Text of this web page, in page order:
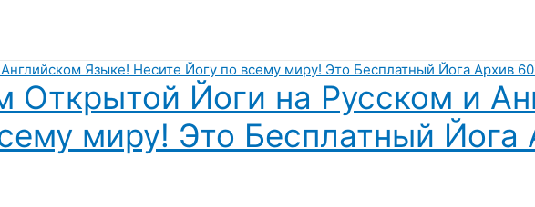
Открытой Йоги на Русском и
миру! Это Бесплатный Йога